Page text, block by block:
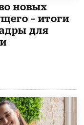
новых
– итоги
для